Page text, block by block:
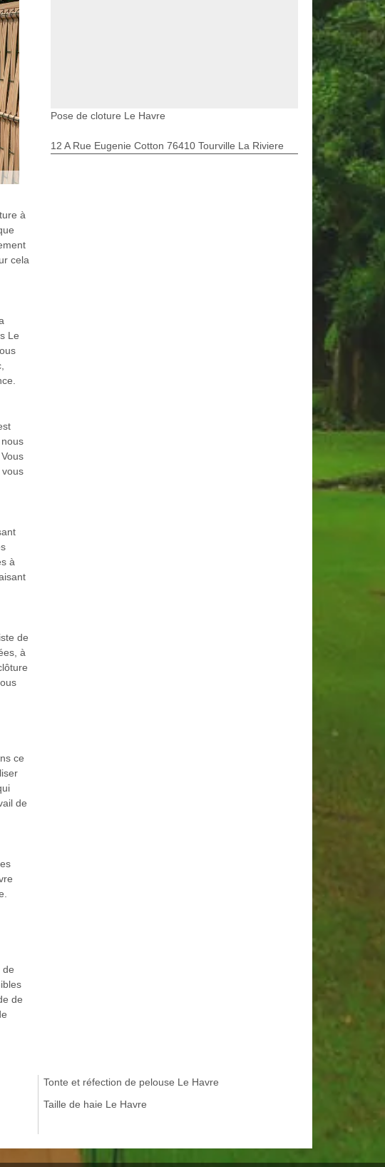
à
cela
Le
à
de
à
ce
de
de
de
Pose de cloture Le Havre
12 A Rue Eugenie Cotton 76410 Tourville La Riviere
Tonte et réfection de pelouse Le Havre
Taille de haie Le Havre